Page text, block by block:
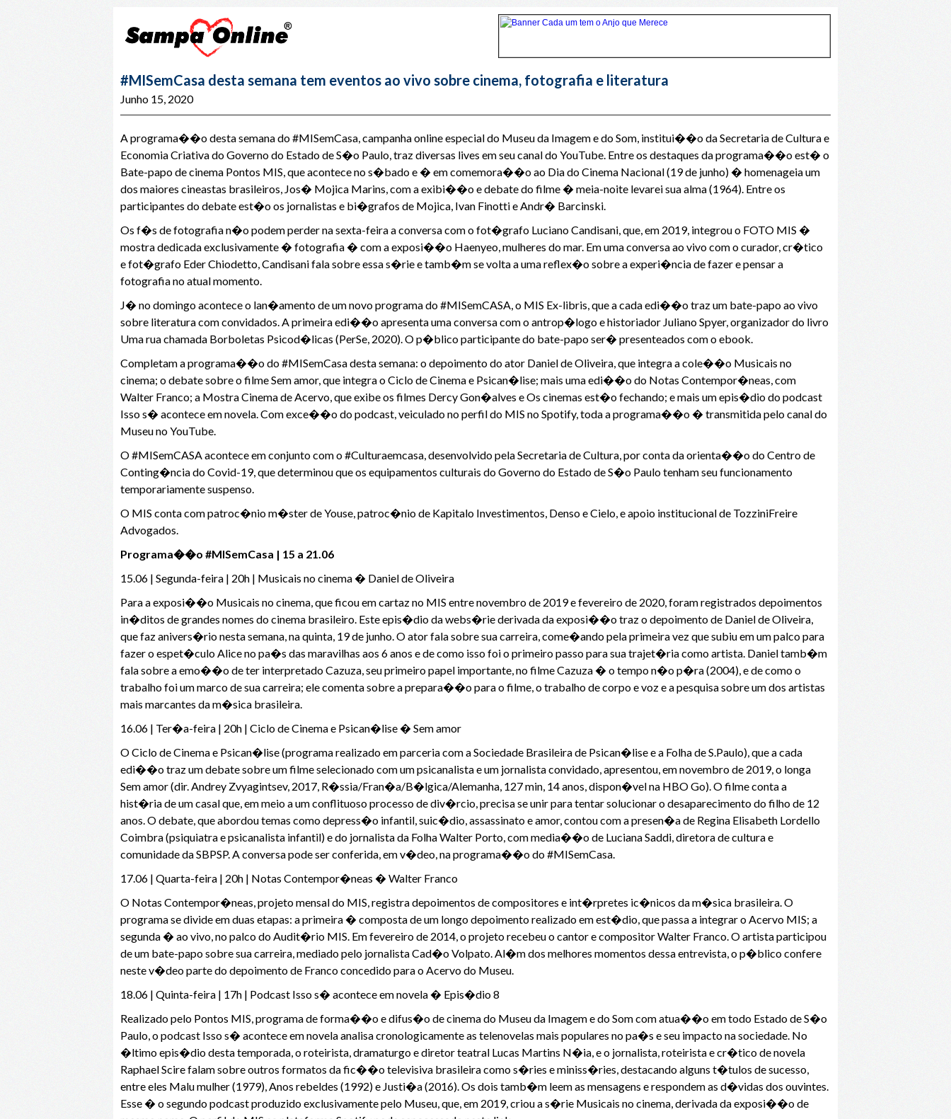
#MISemCasa desta semana tem eventos ao vivo sobre cinema, fotografia e literatura
Junho 15, 2020
A programa��o desta semana do #MISemCasa, campanha online especial do Museu da Imagem e do Som, institui��o da Secretaria de Cultura e
Economia Criativa do Governo do Estado de S�o Paulo, traz diversas lives em seu canal do YouTube. Entre os destaques da programa��o est� o
Bate-papo de cinema Pontos MIS, que acontece no s�bado e � em comemora��o ao Dia do Cinema Nacional (19 de junho) � homenageia um
dos maiores cineastas brasileiros, Jos� Mojica Marins, com a exibi��o e debate do filme � meia-noite levarei sua alma (1964). Entre os
participantes do debate est�o os jornalistas e bi�grafos de Mojica, Ivan Finotti e Andr� Barcinski.
Os f�s de fotografia n�o podem perder na sexta-feira a conversa com o fot�grafo Luciano Candisani, que, em 2019, integrou o FOTO MIS �
mostra dedicada exclusivamente � fotografia � com a exposi��o Haenyeo, mulheres do mar. Em uma conversa ao vivo com o curador, cr�tico
e fot�grafo Eder Chiodetto, Candisani fala sobre essa s�rie e tamb�m se volta a uma reflex�o sobre a experi�ncia de fazer e pensar a
fotografia no atual momento.
J� no domingo acontece o lan�amento de um novo programa do #MISemCASA, o MIS Ex-libris, que a cada edi��o traz um bate-papo ao vivo
sobre literatura com convidados. A primeira edi��o apresenta uma conversa com o antrop�logo e historiador Juliano Spyer, organizador do livro
Uma rua chamada Borboletas Psicod�licas (PerSe, 2020). O p�blico participante do bate-papo ser� presenteados com o ebook.
Completam a programa��o do #MISemCasa desta semana: o depoimento do ator Daniel de Oliveira, que integra a cole��o Musicais no
cinema; o debate sobre o filme Sem amor, que integra o Ciclo de Cinema e Psican�lise; mais uma edi��o do Notas Contempor�neas, com
Walter Franco; a Mostra Cinema de Acervo, que exibe os filmes Dercy Gon�alves e Os cinemas est�o fechando; e mais um epis�dio do podcast
Isso s� acontece em novela. Com exce��o do podcast, veiculado no perfil do MIS no Spotify, toda a programa��o � transmitida pelo canal do
Museu no YouTube.
O #MISemCASA acontece em conjunto com o #Culturaemcasa, desenvolvido pela Secretaria de Cultura, por conta da orienta��o do Centro de
Conting�ncia do Covid-19, que determinou que os equipamentos culturais do Governo do Estado de S�o Paulo tenham seu funcionamento
temporariamente suspenso.
O MIS conta com patroc�nio m�ster de Youse, patroc�nio de Kapitalo Investimentos, Denso e Cielo, e apoio institucional de TozziniFreire
Advogados.
Programa��o #MISemCasa | 15 a 21.06
15.06 | Segunda-feira | 20h | Musicais no cinema � Daniel de Oliveira
Para a exposi��o Musicais no cinema, que ficou em cartaz no MIS entre novembro de 2019 e fevereiro de 2020, foram registrados depoimentos
in�ditos de grandes nomes do cinema brasileiro. Este epis�dio da webs�rie derivada da exposi��o traz o depoimento de Daniel de Oliveira,
que faz anivers�rio nesta semana, na quinta, 19 de junho. O ator fala sobre sua carreira, come�ando pela primeira vez que subiu em um palco para
fazer o espet�culo Alice no pa�s das maravilhas aos 6 anos e de como isso foi o primeiro passo para sua trajet�ria como artista. Daniel tamb�m
fala sobre a emo��o de ter interpretado Cazuza, seu primeiro papel importante, no filme Cazuza � o tempo n�o p�ra (2004), e de como o
trabalho foi um marco de sua carreira; ele comenta sobre a prepara��o para o filme, o trabalho de corpo e voz e a pesquisa sobre um dos artistas
mais marcantes da m�sica brasileira.
16.06 | Ter�a-feira | 20h | Ciclo de Cinema e Psican�lise � Sem amor
O Ciclo de Cinema e Psican�lise (programa realizado em parceria com a Sociedade Brasileira de Psican�lise e a Folha de S.Paulo), que a cada
edi��o traz um debate sobre um filme selecionado com um psicanalista e um jornalista convidado, apresentou, em novembro de 2019, o longa
Sem amor (dir. Andrey Zvyagintsev, 2017, R�ssia/Fran�a/B�lgica/Alemanha, 127 min, 14 anos, dispon�vel na HBO Go). O filme conta a
hist�ria de um casal que, em meio a um conflituoso processo de div�rcio, precisa se unir para tentar solucionar o desaparecimento do filho de 12
anos. O debate, que abordou temas como depress�o infantil, suic�dio, assassinato e amor, contou com a presen�a de Regina Elisabeth Lordello
Coimbra (psiquiatra e psicanalista infantil) e do jornalista da Folha Walter Porto, com media��o de Luciana Saddi, diretora de cultura e
comunidade da SBPSP. A conversa pode ser conferida, em v�deo, na programa��o do #MISemCasa.
17.06 | Quarta-feira | 20h | Notas Contempor�neas � Walter Franco
O Notas Contempor�neas, projeto mensal do MIS, registra depoimentos de compositores e int�rpretes ic�nicos da m�sica brasileira. O
programa se divide em duas etapas: a primeira � composta de um longo depoimento realizado em est�dio, que passa a integrar o Acervo MIS; a
segunda � ao vivo, no palco do Audit�rio MIS. Em fevereiro de 2014, o projeto recebeu o cantor e compositor Walter Franco. O artista participou
de um bate-papo sobre sua carreira, mediado pelo jornalista Cad�o Volpato. Al�m dos melhores momentos dessa entrevista, o p�blico confere
neste v�deo parte do depoimento de Franco concedido para o Acervo do Museu.
18.06 | Quinta-feira | 17h | Podcast Isso s� acontece em novela � Epis�dio 8
Realizado pelo Pontos MIS, programa de forma��o e difus�o de cinema do Museu da Imagem e do Som com atua��o em todo Estado de S�o
Paulo, o podcast Isso s� acontece em novela analisa cronologicamente as telenovelas mais populares no pa�s e seu impacto na sociedade. No
�ltimo epis�dio desta temporada, o roteirista, dramaturgo e diretor teatral Lucas Martins N�ia, e o jornalista, roteirista e cr�tico de novela
Raphael Scire falam sobre outros formatos da fic��o televisiva brasileira como s�ries e miniss�ries, destacando alguns t�tulos de sucesso,
entre eles Malu mulher (1979), Anos rebeldes (1992) e Justi�a (2016). Os dois tamb�m leem as mensagens e respondem as d�vidas dos ouvintes.
Esse � o segundo podcast produzido exclusivamente pelo Museu, que, em 2019, criou a s�rie Musicais no cinema, derivada da exposi��o de